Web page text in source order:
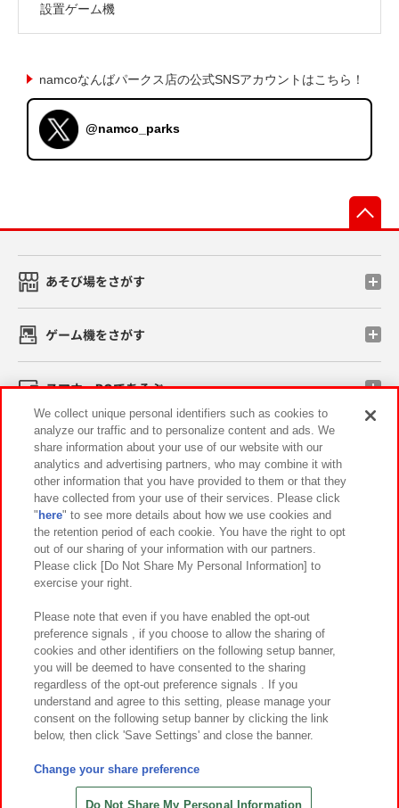
設置ゲーム機
namcoなんばパークス店の公式SNSアカウントはこちら！
@namco_parks
あそび場をさがす
ゲーム機をさがす
スマホ・PCであそぶ
イベント・キャンペーン
関連会社 サステナビリティ サイトポリシー
プライバシーポリシー ウェブアクセシビリティ方針と検証結果
お取引先さまとともに
カスタマーハラスメント対応方針 よくあるご質問・お問い合わせ
©Bandai Namco Amusement Inc.
©Bandai Namco Amusement Lab Inc.
©HANAYASHIKI Co., Ltd. All Rights Reserved.
We collect unique personal identifiers such as cookies to
analyze our traffic and to personalize content and ads. We
share information about your use of our website with our
analytics and advertising partners, who may combine it with
other information that you have provided to them or that they
have collected from your use of their services. Please click
" here" to see more details about how we use cookies and
the retention period of each cookie. You have the right to opt
out of our sharing of your information with our partners.
Please click [Do Not Share My Personal Information] to
exercise your right.
Please note that even if you have enabled the opt-out
preference signals , if you choose to allow the sharing of
cookies and other identifiers on the following setup banner,
you will be deemed to have consented to the sharing
regardless of the opt-out preference signals . If you
understand and agree to this setting, please manage your
consent on the following setup banner by clicking the link
below, then click 'Save Settings' and close the banner.
Change your share preference
Do Not Share My Personal Information